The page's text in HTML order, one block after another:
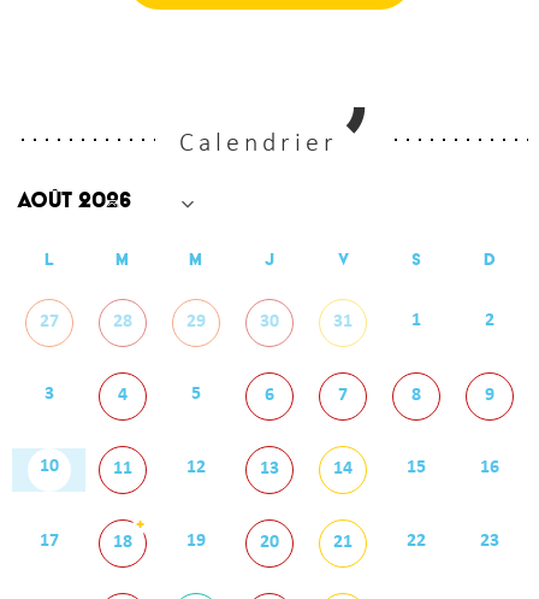
Calendrier
L M M J V S D
27 28 29 30 31 1 2
3 4 5 6 7 8 9
10 11 12 13 14 15 16
17 18
+
19 20 21 22 23